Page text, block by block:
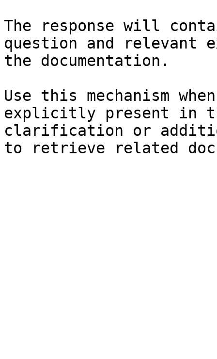
The response will
question and relevant
the documentation.
Use this mechanism
explicitly present in
clarification or